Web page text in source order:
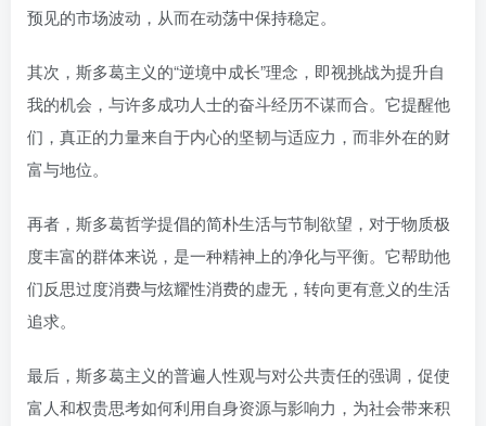
预见的市场波动，从而在动荡中保持稳定。
其次，斯多葛主义的“逆境中成长”理念，即视挑战为提升自
我的机会，与许多成功人士的奋斗经历不谋而合。它提醒他
们，真正的力量来自于内心的坚韧与适应力，而非外在的财
富与地位。
再者，斯多葛哲学提倡的简朴生活与节制欲望，对于物质极
度丰富的群体来说，是一种精神上的净化与平衡。它帮助他
们反思过度消费与炫耀性消费的虚无，转向更有意义的生活
追求。
最后，斯多葛主义的普遍人性观与对公共责任的强调，促使
富人和权贵思考如何利用自身资源与影响力，为社会带来积